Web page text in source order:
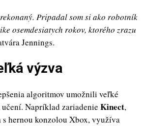
Pripadal som si ako robotník
osemdesiatych rokov, ktorého zrazu
Jennings.
výzva
algoritmov umožnili veľké
Napríklad zariadenie Kinect,
s hernou konzolou Xbox, využíva